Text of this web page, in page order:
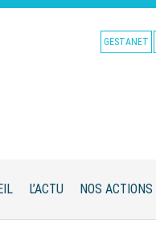
GESTANET
L’ACTU NOS ACTIONS